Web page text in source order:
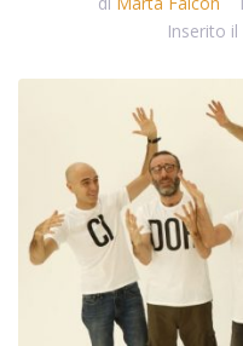
Inserito il